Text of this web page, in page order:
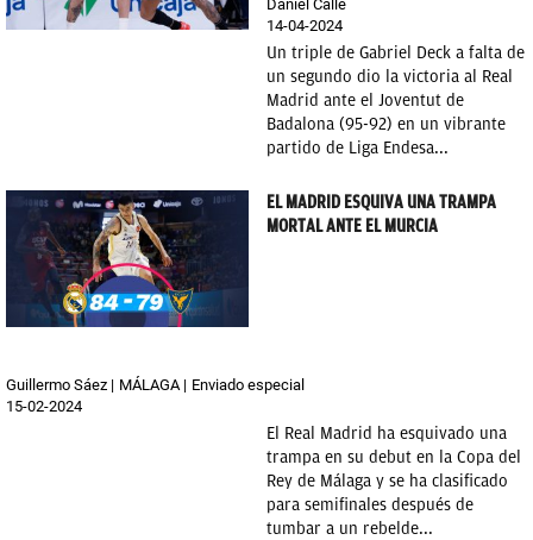
Daniel Calle
14-04-2024
Un triple de Gabriel Deck a falta de
un segundo dio la victoria al Real
Madrid ante el Joventut de
Badalona (95-92) en un vibrante
partido de Liga Endesa...
EL MADRID ESQUIVA UNA TRAMPA
MORTAL ANTE EL MURCIA
Guillermo Sáez MÁLAGA
Enviado especial
15-02-2024
El Real Madrid ha esquivado una
trampa en su debut en la Copa del
Rey de Málaga y se ha clasificado
para semifinales después de
tumbar a un rebelde...